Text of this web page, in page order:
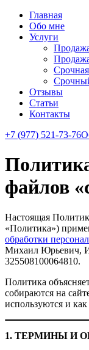
Главная
Обо мне
Услуги
Отзывы
Статьи
Контакты
+7 (977) 521-73-76
файлов
Настоящая
«Политика»)
обработки
Михаил Юрьевич,
325508100064810.
Политика
собираются на
используются и
1. ТЕРМИНЫ И